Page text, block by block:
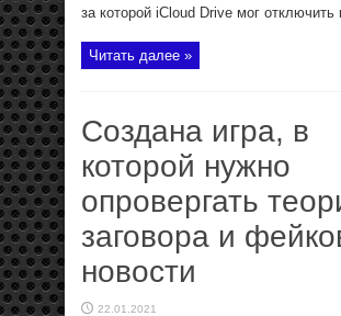
за которой iCloud Drive мог отключить
Читать далее »
Создана игра, в
которой нужно
опровергать
заговора и
новости
22.01.2021